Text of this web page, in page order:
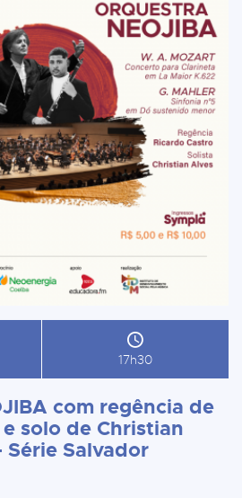
17h30
com regência de
solo de Christian
Salvador